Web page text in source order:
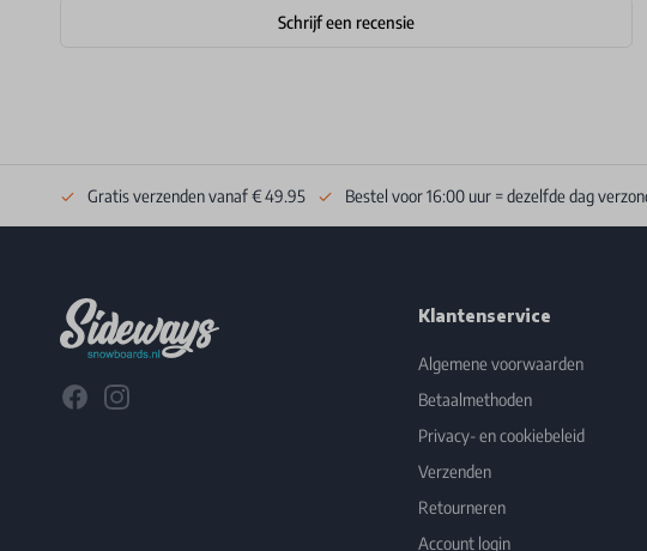
Schrijf een recensie
Gratis verzenden vanaf € 49.95 Bestel voor 16:00 uur = dezelfde dag
FacebookInstagram
Klantenservice
Algemene voorwaarden
Betaalmethoden
Privacy- en cookiebeleid
Verzenden
Retourneren
Account login